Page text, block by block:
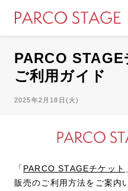
PARCO
ご利用ガイド
2025年2月18日(火)
「 PARCO STAGEチケット
販売のご利用方法をご案内